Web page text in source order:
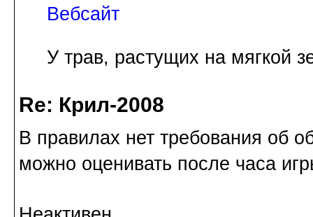
Вебсайт
У трав, растущих на мягкой
Re: Крил-2008
В правилах нет требования об
можно оценивать после часа